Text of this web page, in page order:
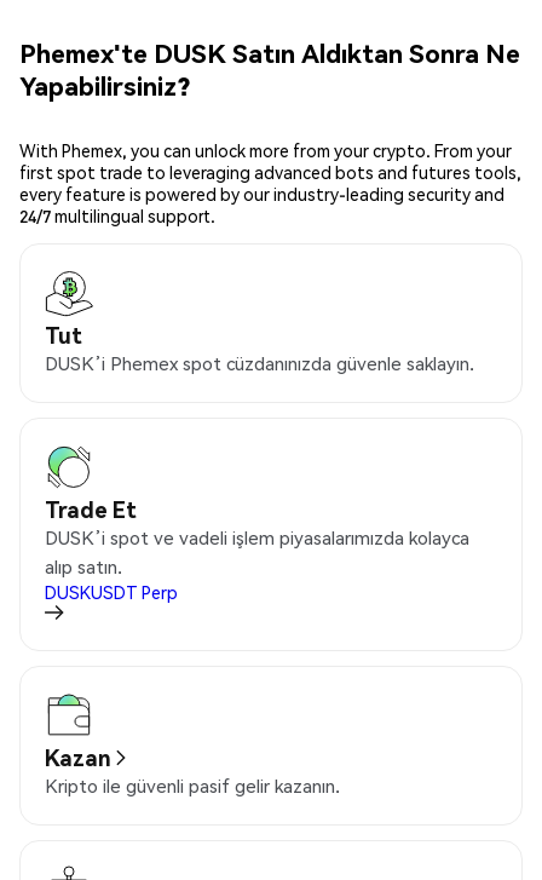
Phemex'te DUSK Satın Aldıktan Sonra Ne
Yapabilirsiniz?
With Phemex, you can unlock more from your crypto. From your
first spot trade to leveraging advanced bots and futures tools,
every feature is powered by our industry-leading security and
24/7 multilingual support.
Tut
DUSK’i Phemex spot cüzdanınızda güvenle saklayın.
Trade Et
DUSK’i spot ve vadeli işlem piyasalarımızda kolayca
alıp satın.
DUSKUSDT Perp
Kazan
Kripto ile güvenli pasif gelir kazanın.